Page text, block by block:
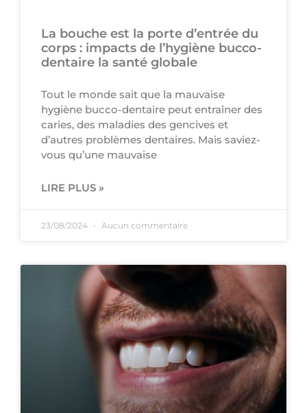
La bouche est la porte d’entrée du
corps : impacts de l’hygiène bucco-
dentaire la santé globale
Tout le monde sait que la mauvaise
hygiène bucco-dentaire peut entraîner des
caries, des maladies des gencives et
d’autres problèmes dentaires. Mais saviez-
vous qu’une mauvaise
LIRE PLUS »
23/08/2024 Aucun commentaire